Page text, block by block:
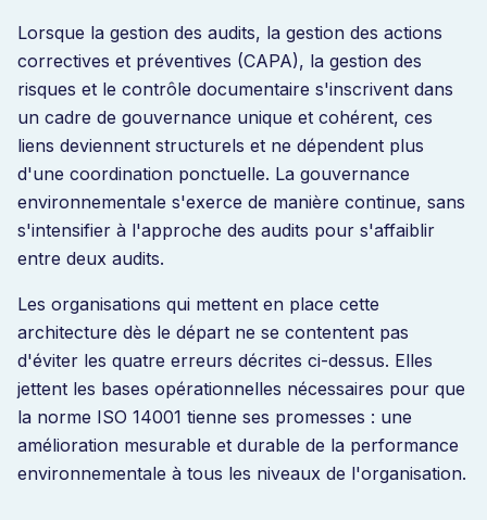
Lorsque la gestion des audits, la gestion des actions
correctives et préventives (CAPA), la gestion des
risques et le contrôle documentaire s'inscrivent dans
un cadre de gouvernance unique et cohérent, ces
liens deviennent structurels et ne dépendent plus
d'une coordination ponctuelle. La gouvernance
environnementale s'exerce de manière continue, sans
s'intensifier à l'approche des audits pour s'affaiblir
entre deux audits.
Les organisations qui mettent en place cette
architecture dès le départ ne se contentent pas
d'éviter les quatre erreurs décrites ci-dessus. Elles
jettent les bases opérationnelles nécessaires pour que
la norme ISO 14001 tienne ses promesses : une
amélioration mesurable et durable de la performance
environnementale à tous les niveaux de l'organisation.